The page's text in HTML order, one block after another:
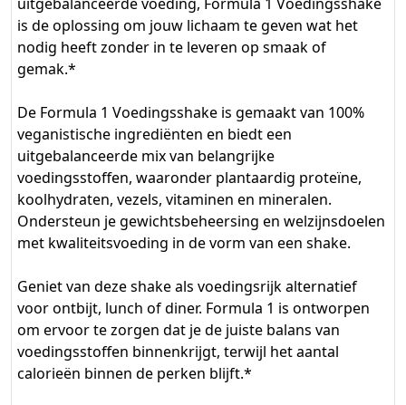
is de oplossing om jouw lichaam te geven wat het
nodig heeft zonder in te leveren op smaak of
gemak.*
De Formula 1 Voedingsshake is gemaakt van 100%
veganistische ingrediënten en biedt een
uitgebalanceerde mix van belangrijke
voedingsstoffen, waaronder plantaardig proteïne,
koolhydraten, vezels, vitaminen en mineralen.
Ondersteun je gewichtsbeheersing en welzijnsdoelen
met kwaliteitsvoeding in de vorm van een shake.
Geniet van deze shake als voedingsrijk alternatief
voor ontbijt, lunch of diner. Formula 1 is ontworpen
om ervoor te zorgen dat je de juiste balans van
voedingsstoffen binnenkrijgt, terwijl het aantal
calorieën binnen de perken blijft.*